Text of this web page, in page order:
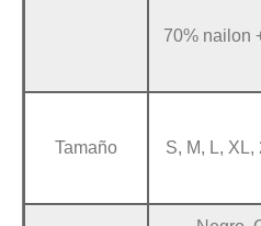
70% nailon
Tamaño S, M, L, XL,